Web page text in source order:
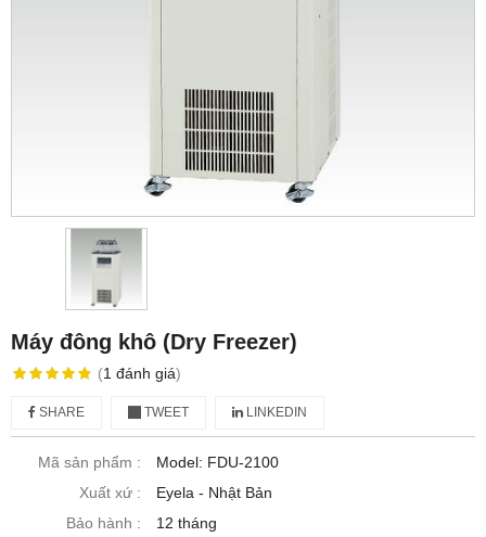
Máy đông khô (Dry Freezer)
(1 đánh giá)
SHARE TWEET LINKEDIN
Mã sản phẩm :
Model: FDU-2100
Xuất xứ :
Eyela - Nhật Bản
Bảo hành :
12 tháng